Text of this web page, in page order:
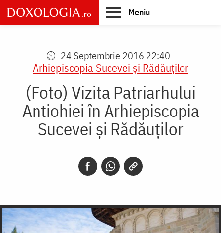
Skip
to
main
Meniu
24 Septembrie 2016 22:40
Arhiepiscopia Sucevei şi Rădăuţilor
(Foto) Vizita Patriarhului
Antiohiei în Arhiepiscopia
Sucevei și Rădăuților